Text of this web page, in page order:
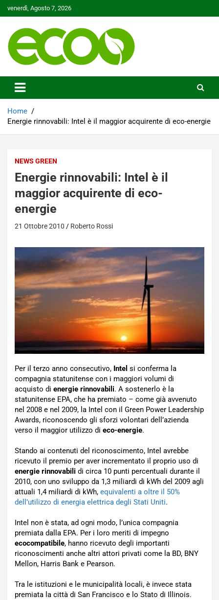
to
venerdì, Agosto 7, 2026
Ecoo.it
Home
Energie rinnovabili: Intel è il maggior acquirente di eco-energie
NEWS GREEN
Energie rinnovabili: Intel è il
maggior acquirente di eco-
energie
21 Ottobre 2010 Roberto Rossi
Per il terzo anno consecutivo, Intel si conferma la
compagnia statunitense con i maggiori volumi di
acquisto di energie rinnovabili. A sostenerlo è la
statunitense EPA, che ha premiato – come già avvenuto
nel 2008 e nel 2009, la Intel con il Green Power Leadership
Awards, riconoscendo gli sforzi volontari dell’azienda
verso il maggior utilizzo di eco-energie.
Stando ai contenuti del riconoscimento, Intel avrebbe
ricevuto il premio per aver incrementato il proprio uso di
energie rinnovabili di circa 10 punti percentuali durante il
2010, con uno sviluppo da 1,3 miliardi di kWh del 2009 agli
attuali 1,4 miliardi di kWh, equivalenti a oltre il 50%
dell’utilizzo di energia elettrica degli Stati Uniti.
Intel non è stata, ad ogni modo, l’unica compagnia
premiata dalla EPA. Per i loro meriti di impegno
ecocompatibile, hanno ricevuto degli importanti
riconoscimenti anche altri attori privati come la BD, BNY
Mellon, Harris Bank e Pearson.
Tra le istituzioni e le municipalità locali, è invece stata
premiata la città di San Francisco e lo Stato di Illinois.